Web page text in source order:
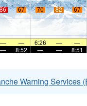
86 67 70 82 67
— — 6:26 — —
— 8:52 — — 8:51
Warning Services